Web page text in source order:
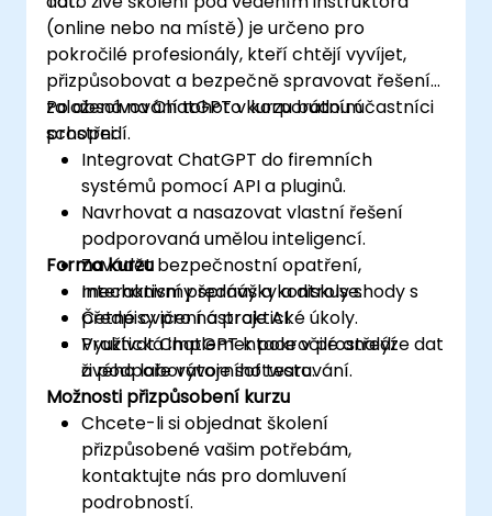
(online nebo na místě) je určeno pro
pokročilé profesionály, kteří chtějí vyvíjet,
přizpůsobovat a bezpečně spravovat řešení
založená na ChatGPT v korporátním
prostředí.
Po absolvování tohoto kurzu budou účastníci
schopni:
Integrovat ChatGPT do firemních
systémů pomocí API a pluginů.
Navrhovat a nasazovat vlastní řešení
podporovaná umělou inteligencí.
Zavádět bezpečnostní opatření,
mechanismy správy a kontroly shody s
předpisy pro nástroje AI.
Využívat ChatGPT k pokročilé analýze dat
a podpoře vývoje softwaru.
Forma kurzu
Interaktivní přednášky a diskuse.
Četné cvičení a praktické úkoly.
Praktická implementace v prostředí
živého laboratorního testování.
Možnosti přizpůsobení kurzu
Chcete-li si objednat školení
přizpůsobené vašim potřebám,
kontaktujte nás pro domluvení
podrobností.